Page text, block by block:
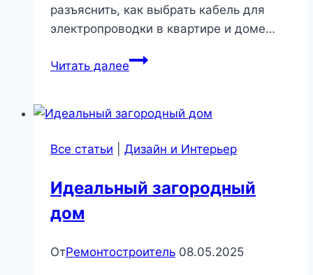
разъяснить, как выбрать кабель для
электропроводки в квартире и доме…
Читать далееВыбираем
электропроводки
5
нюансов
Все статьи Дизайн и Интерьер
Идеальный загородный
дом
ОтРемонтостроитель 08.05.2025